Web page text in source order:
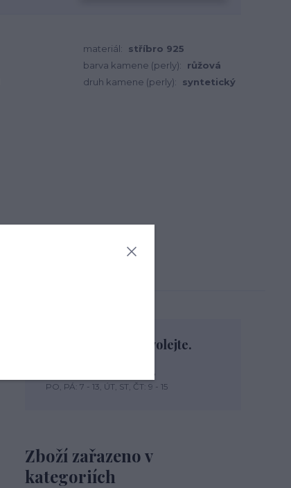
materiál:
stříbro 925
barva kamene (perly):
růžová
druh kamene (perly): syntetický
Zboží zařazeno v
kategoriích
Nevíte si rady? Zavolejte.
+420 774 444 475
PO, PÁ: 7 - 13, ÚT, ST, ČT: 9 - 15